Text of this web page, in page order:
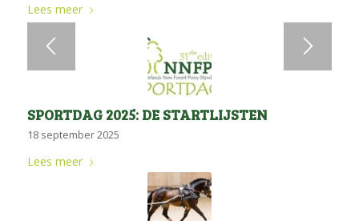
Lees meer
SPORTDAG 2025: DE STARTLIJSTEN
18 september 2025
Lees meer